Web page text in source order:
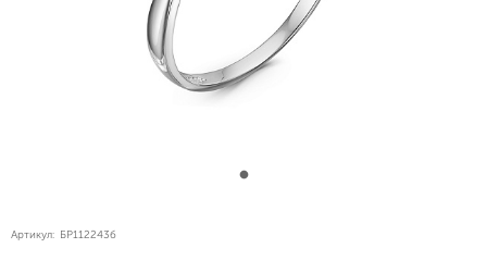
Артикул: БР112243б